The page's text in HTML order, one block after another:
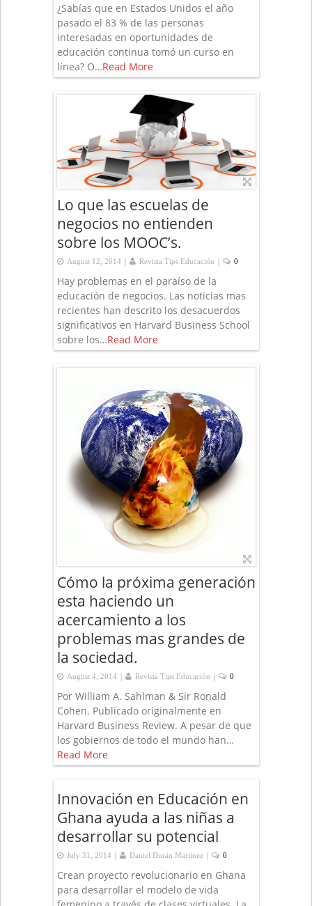
¿Sabías que en Estados Unidos el año
pasado el 83 % de las personas
interesadas en oportunidades de
educación continua tomó un curso en
línea? O…Read More
Lo que las escuelas de
negocios no entienden
sobre los MOOC’s.
August 12, 2014 | Revista Tips Educación | 0
Hay problemas en el paraíso de la
educación de negocios. Las noticias mas
recientes han descrito los desacuerdos
significativos en Harvard Business School
sobre los…Read More
Cómo la próxima generación
esta haciendo un
acercamiento a los
problemas mas grandes de
la sociedad.
August 4, 2014 | Revista Tips Educación | 0
Por William A. Sahlman & Sir Ronald
Cohen. Publicado originalmente en
Harvard Business Review. A pesar de que
los gobiernos de todo el mundo han…
Read More
Innovación en Educación en
Ghana ayuda a las niñas a
desarrollar su potencial
July 31, 2014 | Daniel Durán Martínez | 0
Crean proyecto revolucionario en Ghana
para desarrollar el modelo de vida